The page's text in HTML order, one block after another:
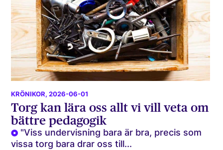
KRÖNIKOR, 2026-06-01
Torg kan lära oss allt vi vill veta om
bättre pedagogik
"Viss undervisning bara är bra, precis som
vissa torg bara drar oss till...